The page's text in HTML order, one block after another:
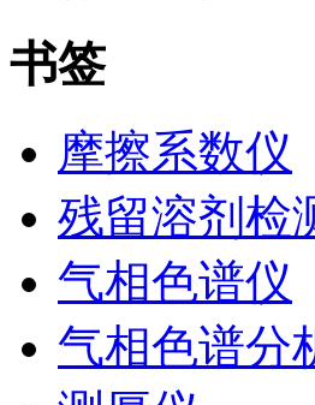
书签
摩擦系数仪
残留溶剂检
气相色谱仪
气相色谱分